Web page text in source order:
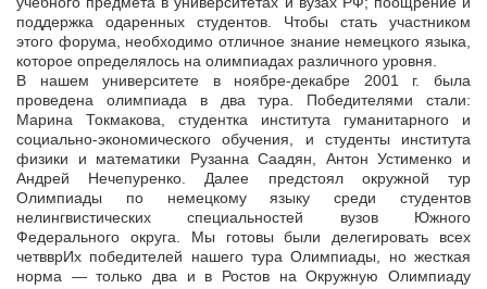
поддержка одаренных студентов. Чтобы стать участником
этого форума, необходимо отличное знание немецкого языка,
которое определялось на олимпиадах различного уровня.
В нашем университете в ноябре-декабре 2001 г. была
проведена олимпиада в два тура. Победителями стали:
Марина Токмакова, студентка института гуманитарного и
социально-экономического обучения, и студенты института
физики и математики Рузанна Саадян, Антон Устименко и
Андрей Нечепуренко. Далее предстоял окружной тур
Олимпиады по немецкому языку среди студентов
нелингвистических специальностей вузов Южного
Федерального округа. Мы готовы были делегировать всех
четвврИх победителей нашего тура Олимпиады, но жесткая
норма — только два и в Ростов на Окружную Олимпиаду